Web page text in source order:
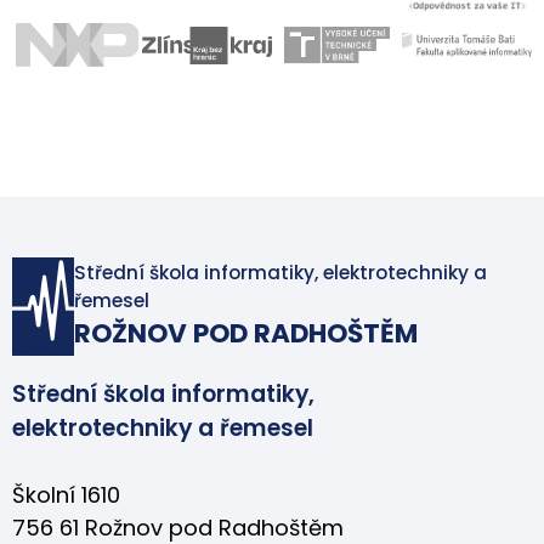
Střední škola informatiky, elektrotechniky a
řemesel
ROŽNOV POD RADHOŠTĚM
Střední škola informatiky,
elektrotechniky a řemesel
Školní 1610
756 61 Rožnov pod Radhoštěm